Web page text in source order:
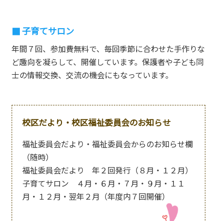
子育てサロン
年間７回、参加費無料で、毎回季節に合わせた手作りな
ど趣向を凝らして、開催しています。保護者や子ども同
士の情報交換、交流の機会にもなっています。
校区だより・校区福祉委員会のお知らせ
福祉委員会だより・福祉委員会からのお知らせ欄
（随時）
福祉委員会だより 年２回発行（８月・１２月）
子育てサロン ４月・６月・７月・９月・１１
月・１２月・翌年２月（年度内７回開催）